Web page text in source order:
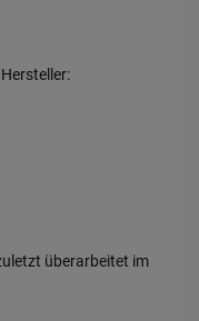
überarbeitet im